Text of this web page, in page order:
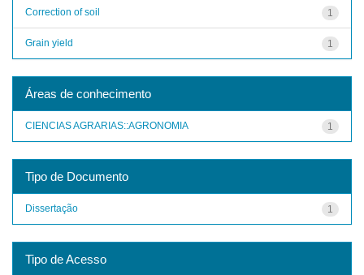
1
Correction of soil
1
Grain yield
Áreas de conhecimento
1
CIENCIAS AGRARIAS::AGRONOMIA
Tipo de Documento
1
Dissertação
Tipo de Acesso